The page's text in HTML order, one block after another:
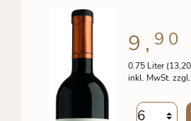
0.75 Liter
inkl. MwSt. zzgl.
9, 90